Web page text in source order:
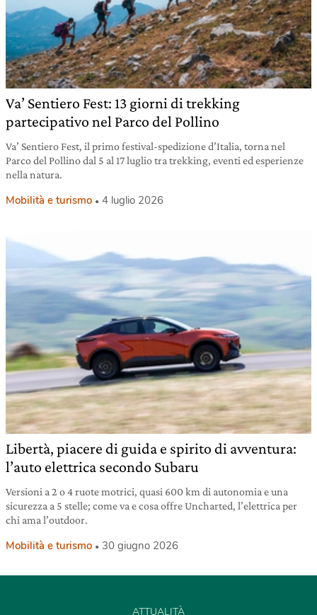
Va’ Sentiero Fest: 13 giorni di trekking
partecipativo nel Parco del Pollino
Va’ Sentiero Fest, il primo festival-spedizione d’Italia, torna nel
Parco del Pollino dal 5 al 17 luglio tra trekking, eventi ed esperienze
nella natura.
Mobilità e turismo 4 luglio 2026
Libertà, piacere di guida e spirito di avventura:
l’auto elettrica secondo Subaru
Versioni a 2 o 4 ruote motrici, quasi 600 km di autonomia e una
sicurezza a 5 stelle; come va e cosa offre Uncharted, l’elettrica per
chi ama l’outdoor.
Mobilità e turismo 30 giugno 2026
ATTUALITÀ